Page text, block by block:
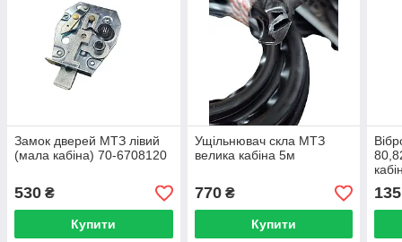
Замок дверей МТЗ лівий
(мала кабіна) 70-6708120
530 ₴
Купити
Ущільнювач скла МТЗ
велика кабіна 5м
770₴
Купити
135